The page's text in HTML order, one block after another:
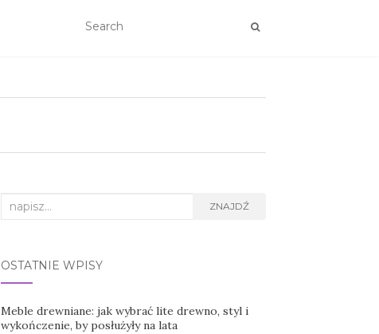
Search
ZNAJDŹ
OSTATNIE WPISY
Meble drewniane: jak wybrać lite drewno, styl i
wykończenie, by posłużyły na lata